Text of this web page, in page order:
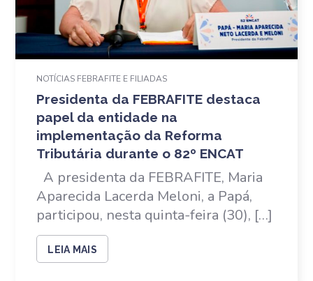
NOTÍCIAS FEBRAFITE E FILIADAS
Presidenta da FEBRAFITE destaca
papel da entidade na
implementação da Reforma
Tributária durante o 82º ENCAT
A presidenta da FEBRAFITE, Maria
Aparecida Lacerda Meloni, a Papá,
participou, nesta quinta-feira (30), […]
LEIA MAIS